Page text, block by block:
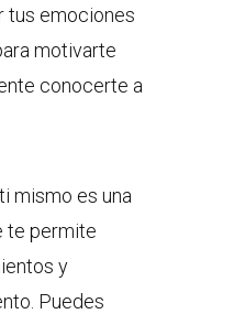
tus emociones
motivarte
conocerte a
mismo es una
te permite
y
Puedes